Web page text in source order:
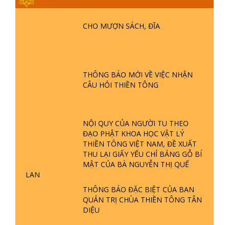
CHO MƯỢN SÁCH, ĐĨA
THÔNG BÁO MỚI VỀ VIỆC NHẬN
CÂU HỎI THIỀN TÔNG
NỘI QUY CỦA NGƯỜI TU THEO
ĐẠO PHẬT KHOA HỌC VẬT LÝ
THIỀN TÔNG VIỆT NAM, ĐỀ XUẤT
THU LẠI GIẤY YẾU CHỈ BẢNG GỖ BÍ
MẬT CỦA BÀ NGUYỄN THỊ QUẾ
LAN
THÔNG BÁO ĐẶC BIỆT CỦA BAN
QUẢN TRỊ CHÙA THIỀN TÔNG TÂN
DIỆU
NĂM PHẬT KHÔNG NÓI? HỘI LONG
HOA LÀ HỘI GÌ? TỬ VÌ ĐẠO
ĐƯỢC HÌNH THÀNH NHƯ THẾ NÀO?
PHẬT GIỚI CÓ THỜI GIAN KHÔNG? |
ĐÀNG Ở ĐÂU? ĐỊA NGỤC Ở ĐÂU?
ĐỨC CHÚA TRỜI LÀ AI? QUỶ SA
TĂNG? | TTTD
GIẢI ĐÁP THIỀN TÔNG ĐẶC BIỆT P22
- TẠI SAO TRÁI ĐẤT NHIỀU THIÊN TAI
GIẢI ĐÁP THIỀN TÔNG ĐẶC BIỆT P21
- TẠI SAO ĐỨC PHẬT BƯỚC ĐI 7